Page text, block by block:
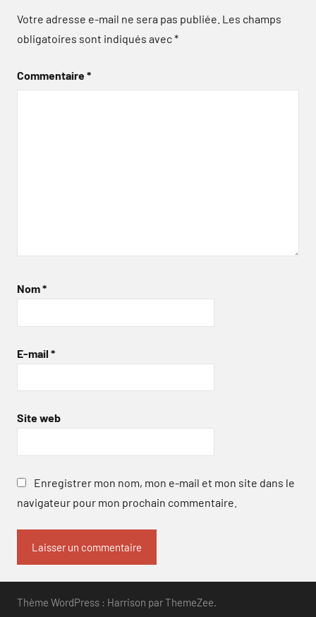
Votre adresse e-mail ne sera pas publiée. Les champs
obligatoires sont indiqués avec*
Commentaire*
Nom*
E-mail *
Site web
Enregistrer mon nom, mon e-mail et mon site dans le
navigateur pour mon prochain commentaire.
Thème WordPress : Harrison par ThemeZee.